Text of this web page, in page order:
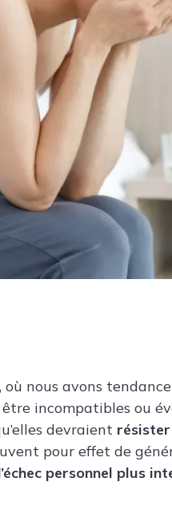
nous avons
incompatibles ou
devraient
pour effet de
personnel plus